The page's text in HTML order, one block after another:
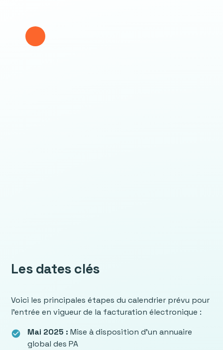
Les dates clés
Voici les principales étapes du calendrier prévu pour
l’entrée en vigueur de la facturation électronique :
check_circle Mai 2025 : Mise à disposition d’un annuaire
global des PA